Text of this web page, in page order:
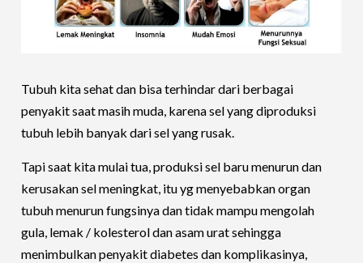
Tubuh kita sehat dan bisa terhindar dari berbagai
penyakit saat masih muda, karena sel yang diproduksi
tubuh lebih banyak dari sel yang rusak.
Tapi saat kita mulai tua, produksi sel baru menurun dan
kerusakan sel meningkat, itu yg menyebabkan organ
tubuh menurun fungsinya dan tidak mampu mengolah
gula, lemak / kolesterol dan asam urat sehingga
menimbulkan penyakit diabetes dan komplikasinya,